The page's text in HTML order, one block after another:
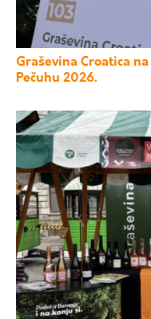
Graševina Croatica
Pečuhu 2026.